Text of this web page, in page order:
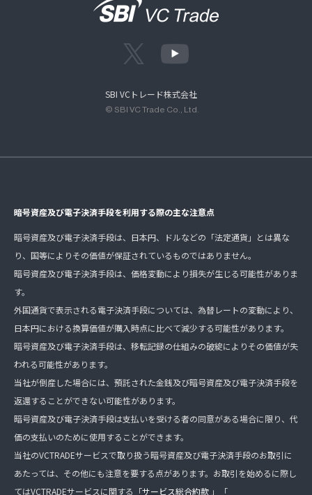
SBI VCトレード株式会社
© SBI VC Trade Co., Ltd.
暗号資産及び電子決済手段を利用する際の主な注意点
暗号資産及び電子決済手段は、日本円、ドルなどの「法定通貨」とは異な
り、国等によりその価値が保証されているものではありません。
暗号資産及び電子決済手段は、価格変動により損失が生じる可能性がありま
す。
外国通貨で表示される電子決済手段については、為替レートの変動により、
日本円における換算価値が購入時点に比べて減少する可能性があります。
暗号資産及び電子決済手段は、移転記録の仕組みの破綻によりその価値が失
われる可能性があります。
当社が倒産した場合には、預託された金銭及び暗号資産及び電子決済手段を
返還することができない可能性があります。
暗号資産及び電子決済手段は支払いを受ける者の同意がある場合に限り、代
価の支払いのために使用することができます。
当社のVCTRADEサービスで取り扱う暗号資産及び電子決済手段のお取引に
あたっては、その他にも注意を要する点があります。お取引を始めるに際し
てはVCTRADEサービスに関する「サービス総合約款 」「